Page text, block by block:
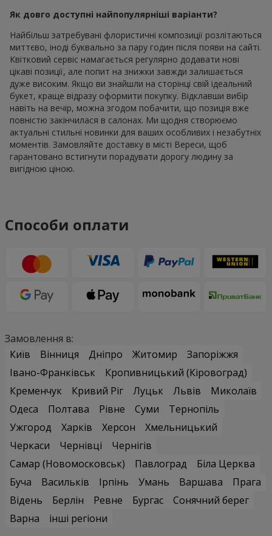
Як довго доступні найпопулярніші варіанти?
Найбільш затребувані флористичні композиції розлітаються
миттєво, іноді буквально за пару годин після появи на сайті.
Квітковий сервіс намагається регулярно додавати нові
цікаві позиції, але попит на знижки завжди залишається
дуже високим. Якщо ви знайшли на сторінці свій ідеальний
букет, краще відразу оформити покупку. Відклавши вибір
навіть на вечір, можна згодом побачити, що позиція вже
повністю закінчилася в салонах. Ми щодня створюємо
актуальні стильні новинки для ваших особливих і незабутніх
моментів. Замовляйте доставку в місті Вереси, щоб
гарантовано встигнути порадувати дорогу людину за
вигідною ціною.
Способи оплати
Замовлення в:
Київ
Вінниця Дніпро Житомир
Запоріжжя
Івано-Франківськ
Кропивницький (Кіровоград)
Кременчук
Кривий Ріг Луцьк Львів
Миколаїв
Одеса
Полтава Рівне Суми
Тернопіль
Ужгород
Харків Херсон
Хмельницький
Черкаси
Чернівці
Чернігів
Самар (Новомосковськ)
Павлоград
Біла Церква
Буча
Васильків Ірпінь Умань Варшава
Прага
Відень
Берлін Ревне Бургас
Сонячний берег
Варна
інші регіони